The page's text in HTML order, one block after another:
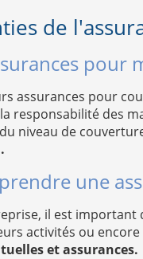
de
pour
assurances pour
responsabilité des
niveau de
une
il est important
activités ou
et assurances.